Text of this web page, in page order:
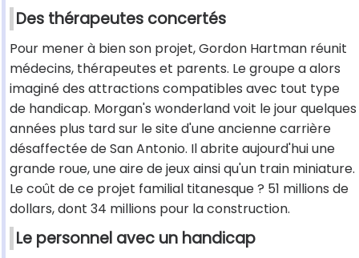
Des thérapeutes concertés
Pour mener à bien son projet, Gordon Hartman réunit
médecins, thérapeutes et parents. Le groupe a alors
imaginé des attractions compatibles avec tout type
de handicap. Morgan's wonderland voit le jour quelques
années plus tard sur le site d'une ancienne carrière
désaffectée de San Antonio. Il abrite aujourd'hui une
grande roue, une aire de jeux ainsi qu'un train miniature.
Le coût de ce projet familial titanesque ? 51 millions de
dollars, dont 34 millions pour la construction.
Le personnel avec un handicap